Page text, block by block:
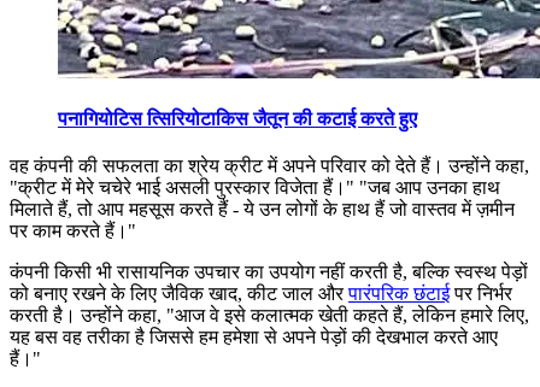
पनागियोटिस त्सिरियोटाकिस जैतून की कटाई करते हुए
वह कंपनी की सफलता का श्रेय क्रीट में अपने परिवार को देते हैं। उन्होंने कहा,
"क्रीट में मेरे चचेरे भाई असली पुरस्कार विजेता हैं।" "जब आप उनका हाथ
मिलाते हैं, तो आप महसूस करते हैं - ये उन लोगों के हाथ हैं जो वास्तव में ज़मीन
पर काम करते हैं।"
कंपनी किसी भी रासायनिक उपचार का उपयोग नहीं करती है, बल्कि स्वस्थ पेड़ों
को बनाए रखने के लिए जैविक खाद, कीट जाल औरपारंपरिक छंटाईपर निर्भर
करती है। उन्होंने कहा, "आज वे इसे कलात्मक खेती कहते हैं, लेकिन हमारे लिए,
यह बस वह तरीका है जिससे हम हमेशा से अपने पेड़ों की देखभाल करते आए
हैं।"